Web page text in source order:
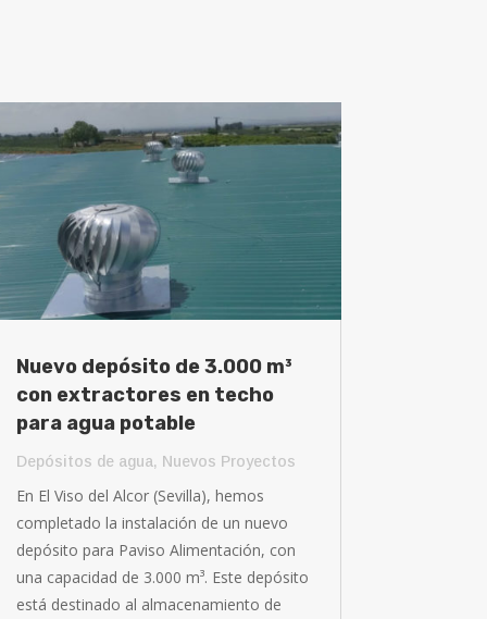
Nuevo depósito de 3.000 m³
con extractores en techo
para agua potable
Depósitos de agua, Nuevos Proyectos
En El Viso del Alcor (Sevilla), hemos
completado la instalación de un nuevo
depósito para Paviso Alimentación, con
una capacidad de 3.000 m³. Este depósito
está destinado al almacenamiento de